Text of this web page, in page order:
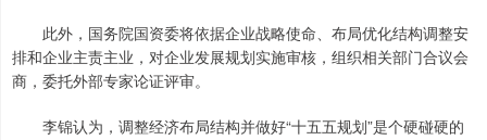
此外，国务院国资委将依据企业战略使命、布局优化结构调整安
排和企业主责主业，对企业发展规划实施审核，组织相关部门合议会
商，委托外部专家论证评审。
李锦认为，调整经济布局结构并做好“十五五规划”是个硬碰硬的